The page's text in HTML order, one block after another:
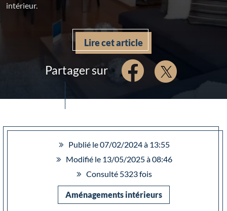
intérieur.
Lire cet article
Partager sur
Publié le 07/02/2024 à 13:55
Modifié le 13/05/2025 à 08:46
Consulté 5323 fois
Aménagements intérieurs